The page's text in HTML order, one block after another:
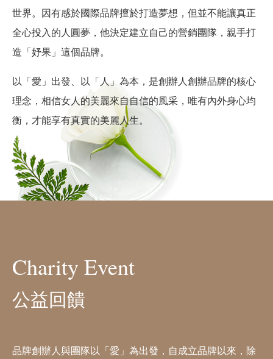
世界。因有感於國際品牌擅於打造夢想，但並不能讓真正
全心投入的人圓夢，他決定建立自己的營銷團隊，親手打
造「妤果」這個品牌。
以「愛」出發、以「人」為本，是創辦人創辦品牌的核心
理念，相信女人的美麗來自自信的風采，唯有內外身心均
衡，才能享有真實的美麗人生。
Charity Event
公益回饋
品牌創辦人與團隊以「愛」為出發，自成立品牌以來，除